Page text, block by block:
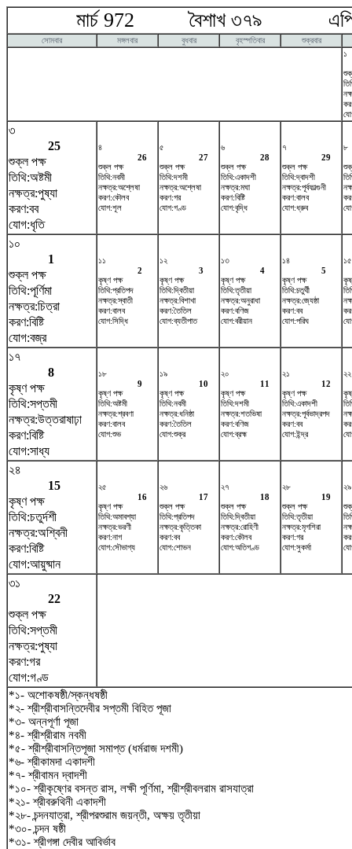
মার্চ 972 বৈশাখ ৩৭৯
সোমবার মঙ্গলবার বুধবার বৃহস্পতিবার
শুক্রবার
১
৩
25
শুক্ল পক্ষ
তিথি:অষ্টমী
নক্ষত্র:পুষ্যা
করণ:বব
যোগ:ধৃতি
৪
26
শুক্ল পক্ষ
তিথি:নবমী
নক্ষত্র:অশ্লেষা
করণ:কৌলব
যোগ:শূল
৫
27
শুক্ল পক্ষ
তিথি:দশমী
নক্ষত্র:অশ্লেষা
করণ:গর
যোগ:গণ্ড
৬
28
শুক্ল পক্ষ
তিথি:একাদশী
নক্ষত্র:মঘা
করণ:বিষ্টি
যোগ:বৃদ্ধি
৭
29
শুক্ল পক্ষ
তিথি:দ্বাদশী
নক্ষত্র:পূর্বফাল্গুনী
করণ:বালব
যোগ:ধ্রুব
৮
১০
1
শুক্ল পক্ষ
তিথি:পূর্ণিমা
নক্ষত্র:চিত্রা
করণ:বিষ্টি
যোগ:বজ্র
১১
2
কৃষ্ণ পক্ষ
তিথি:প্রতিপদ
নক্ষত্র:স্বাতী
করণ:বালব
যোগ:সিদ্ধি
১২
3
কৃষ্ণ পক্ষ
তিথি:দ্বিতীয়া
নক্ষত্র:বিশাখা
করণ:তৈতিল
যোগ:ব্যতীপাত
১৩
4
কৃষ্ণ পক্ষ
তিথি:তৃতীয়া
নক্ষত্র:অনুরাধা
করণ:বণিজ
যোগ:বরীয়ান
১৪
5
কৃষ্ণ পক্ষ
তিথি:চতুর্থী
নক্ষত্র:জ্যেষ্ঠা
করণ:বব
যোগ:পরিঘ
১৫
১৭
8
কৃষ্ণ পক্ষ
তিথি:সপ্তমী
নক্ষত্র:উত্তরাষাঢ়া
করণ:বিষ্টি
যোগ:সাধ্য
১৮
9
কৃষ্ণ পক্ষ
তিথি:অষ্টমী
নক্ষত্র:শ্রবণা
করণ:বালব
যোগ:শুভ
১৯
10
কৃষ্ণ পক্ষ
তিথি:নবমী
নক্ষত্র:ধনিষ্ঠা
করণ:তৈতিল
যোগ:শুক্র
২০
11
কৃষ্ণ পক্ষ
তিথি:দশমী
নক্ষত্র:শতভিষ‌া
করণ:বণিজ
যোগ:ব্রহ্ম
২১
12
কৃষ্ণ পক্ষ
তিথি:একাদশী
নক্ষত্র:পূর্বভাদ্রপদ
করণ:বব
যোগ:ইন্দ্র
২২
২৪
15
কৃষ্ণ পক্ষ
তিথি:চতুর্দশী
নক্ষত্র:অশ্বিনী
করণ:বিষ্টি
যোগ:আয়ুষ্মান
২৫
16
কৃষ্ণ পক্ষ
তিথি:অমাবশ্যা
নক্ষত্র:ভরণী
করণ:নাগ
যোগ:সৌভাগ্য
২৬
17
শুক্ল পক্ষ
তিথি:প্রতিপদ
নক্ষত্র:কৃত্তিকা
করণ:বব
যোগ:শোভন
২৭
18
শুক্ল পক্ষ
তিথি:দ্বিতীয়া
নক্ষত্র:রোহিণী
করণ:কৌলব
যোগ:অতিগণ্ড
২৮
19
শুক্ল পক্ষ
তিথি:তৃতীয়া
নক্ষত্র:মৃগশিরা
করণ:গর
যোগ:সুকর্মা
২৯
৩১
22
শুক্ল পক্ষ
তিথি:সপ্তমী
নক্ষত্র:পুষ্যা
করণ:গর
যোগ:গণ্ড
*১- অশোকষষ্ঠী/স্কন্ধষষ্ঠী
*২- শ্রীশ্রীবাসন্তিদেবীর সপ্তমী বিহিত পূজা
*৩- অন্নপূর্ণা পূজা
*৪- শ্রীশ্রীরাম নবমী
*৫- শ্রীশ্রীবাসন্তিপূজা সমাপ্ত (ধর্মরাজ দশমী)
*৬- শ্রীকামদা একাদশী
*৭- শ্রীবামন দ্বাদশী
*১০- শ্রীকৃষ্ণের বসন্ত রাস, লক্ষী পূর্ণিমা, শ্রীশ্রীবলরাম রাসযাত্রা
*২১- শ্রীবরুথিনী একাদশী
*২৮- চন্দনযাত্রা, শ্রীপরশুরাম জয়ন্তী, অক্ষয় তৃতীয়া
*৩০- চন্দন ষষ্ঠী
*৩১- শ্রীগঙ্গা দেবীর আবির্ভাব